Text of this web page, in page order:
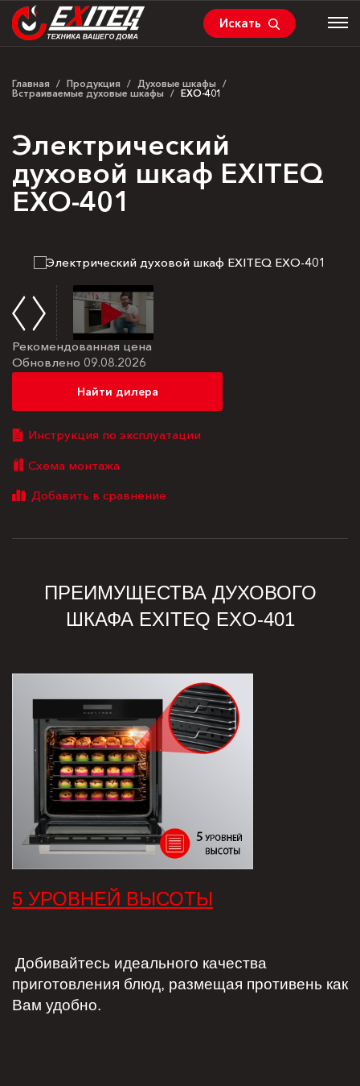
Искать
Главная / Продукция / Духовые шкафы /
Встраиваемые духовые шкафы / EXO-401
Электрический
духовой шкаф EXITEQ
EXO-401
Рекомендованная цена
Обновлено 09.08.2026
Найти дилера
Инструкция по эксплуатации
Схема монтажа
ПРЕИМУЩЕСТВА ДУХОВОГО
ШКАФА EXITEQ EXO-401
5 УРОВНЕЙ ВЫСОТЫ
Добивайтесь идеального качества
приготовления блюд, размещая противень как
Вам удобно.